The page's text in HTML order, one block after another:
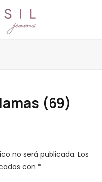
(69)
no será publicada. Los
con *